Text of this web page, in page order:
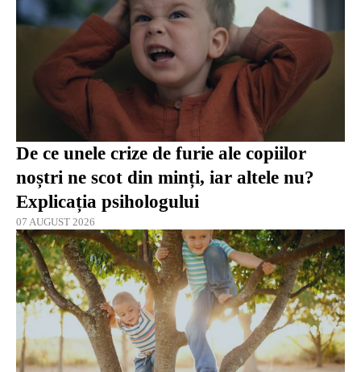
De ce unele crize de furie ale copiilor
noștri ne scot din minți, iar altele nu?
Explicația psihologului
07 AUGUST 2026